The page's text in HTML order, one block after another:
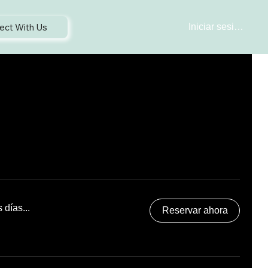
Iniciar sesión
With Us
días... Reservar ahora